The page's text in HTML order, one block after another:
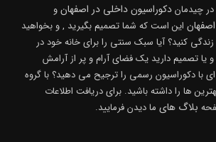
چیدماندکوراسیون داخلی در اصفهانو
این است که شما تصمیم بگیرید , و بخواهید
کنید؟ آیا سبک سنتی را برای خانه خود در
و یا تصمیم دارید یک فضای آرام و پر از آرامش
ای با دکوراسیون رسمی را ترجیح می دهید؟ با گروه
ها را داشته باشید. برای دریافت اطلاعات
بلاگ های ما دیدن فرمایید.